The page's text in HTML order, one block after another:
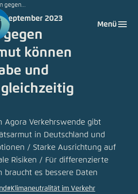
Menü
gegen...
September 2023
können
und
Agora Verkehrswende gibt
in Deutschland und
/ Starke Ausrichtung auf
Risiken / Für differenzierte
braucht es bessere Daten
#Klimaneutralität im Verkehr
..., ... und ... zu verwalten.
Passwort vergessen?
Noch kein Benutzerkonto?
der Webseite
ihr Farbschema basierend
an. Wählen Sie aus,